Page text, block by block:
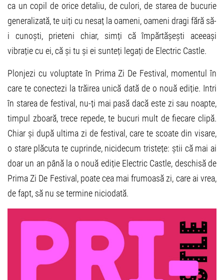
ca un copil de orice detaliu, de culori, de starea de bucurie
generalizată, te uiți cu nesaț la oameni, oameni dragi fără să-
i cunoști, prieteni chiar, simți că împărtășești aceeași
vibrație cu ei, că și tu și ei sunteți legați de Electric Castle.
Plonjezi cu voluptate în Prima Zi De Festival, momentul în
care te conectezi la trăirea unică dată de o nouă ediție. Intri
în starea de festival, nu-ți mai pasă dacă este zi sau noapte,
timpul zboară, trece repede, te bucuri mult de fiecare clipă.
Chiar și după ultima zi de festival, care te scoate din visare,
o stare plăcuta te cuprinde, nicidecum tristețe: știi că mai ai
doar un an până la o nouă ediție Electric Castle, deschisă de
Prima Zi De Festival, poate cea mai frumoasă zi, care ai vrea,
de fapt, să nu se termine niciodată.